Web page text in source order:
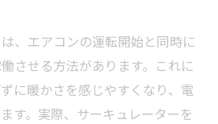
、エアコンの運転開始と同時に
させる方法があります。これに
に暖かさを感じやすくなり、電
す。実際、サーキュレーターを